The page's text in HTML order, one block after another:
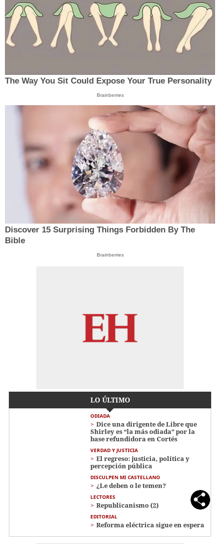
The Way You Sit Could Expose Your True Personality
Brainberries
Discover 15 Surprising Things Forbidden By The
Bible
Brainberries
LO ÚLTIMO
ODIADA
Dice una dirigente de Libre que
Shirley es “la más odiada” por la
base refundidora en Cortés
VERDAD Y JUSTICIA
El regreso: justicia, política y
percepción pública
DISCULPEN MI CASTELLANO
¿Le deben o le temen?
LECTORES
Republicanismo (2)
EDITORIAL
Reforma eléctrica sigue en espera